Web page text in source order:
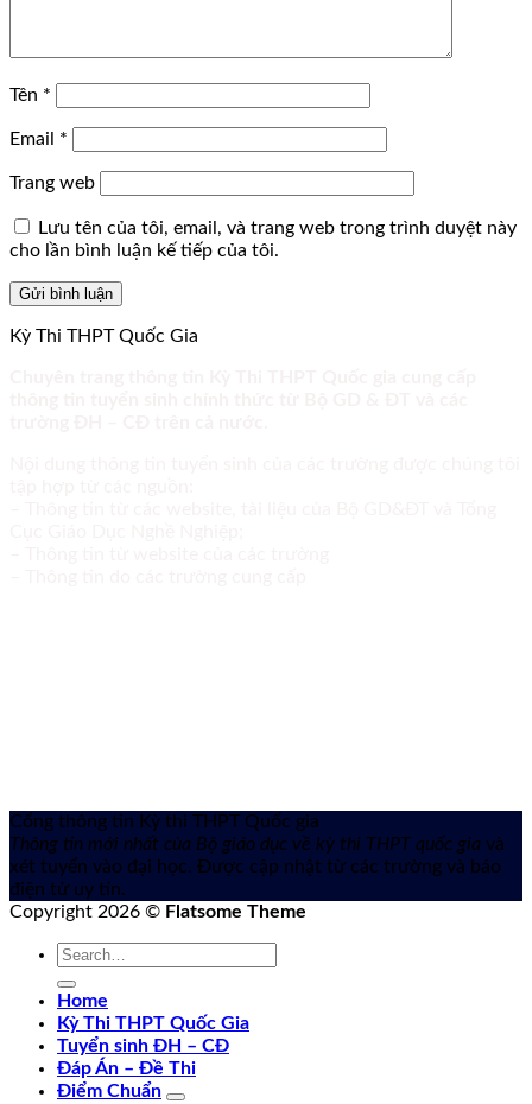
Tên *
Email *
Trang web
Lưu tên của tôi, email, và trang web trong trình duyệt này
cho lần bình luận kế tiếp của tôi.
Kỳ Thi THPT Quốc Gia
Cổng thông tin Kỳ thi THPT Quốc gia
Thông tin mới nhất của Bộ giáo dục về kỳ thi THPT quốc gia và
xét tuyển vào đại học. Được cập nhật từ các trường và báo
điện tử uy tín.
Copyright 2026 © Flatsome Theme
Home
Kỳ Thi THPT Quốc Gia
Tuyển sinh ĐH – CĐ
Đáp Án – Đề Thi
Điểm Chuẩn